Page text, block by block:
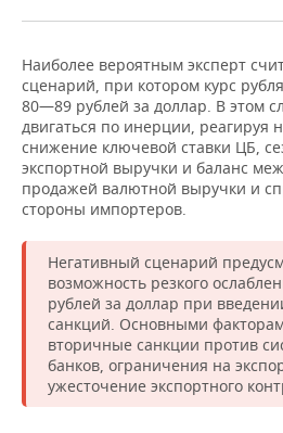
Наиболее вероятным эксперт
сценарий, при котором курс
80—89 рублей за доллар. В этом
двигаться по инерции, реагируя
снижение ключевой ставки ЦБ,
экспортной выручки и баланс
продажей валютной выручки и
стороны импортеров.
Негативный сценарий
возможность резкого
рублей за доллар при
санкций. Основными
вторичные санкции против
банков, ограничения на
ужесточение экспортного